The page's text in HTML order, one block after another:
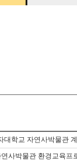
대학교 자연사박물관
사박물관 환경교육